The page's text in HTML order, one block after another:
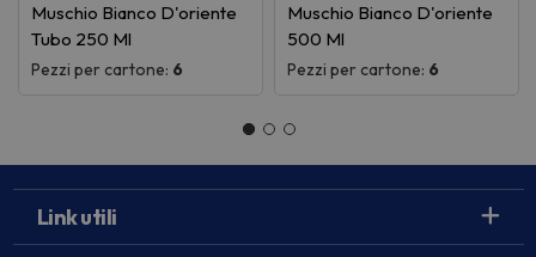
Muschio Bianco D'oriente
Tubo 250 Ml
Pezzi per cartone: 6
Muschio Bianco D'oriente
500 Ml
Pezzi per cartone: 6
Link utili